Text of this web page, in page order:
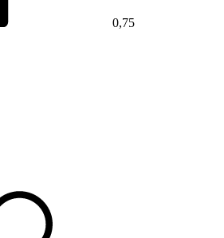
0,75